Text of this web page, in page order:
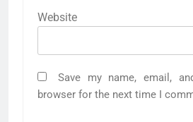
Website
Save my name, email,
browser for the next time I